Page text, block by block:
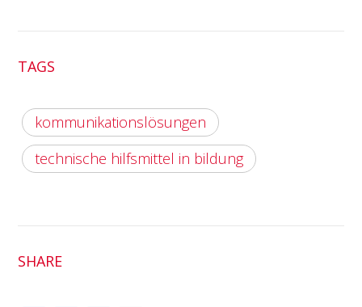
TAGS
kommunikationslösungen
technische hilfsmittel in bildung
SHARE